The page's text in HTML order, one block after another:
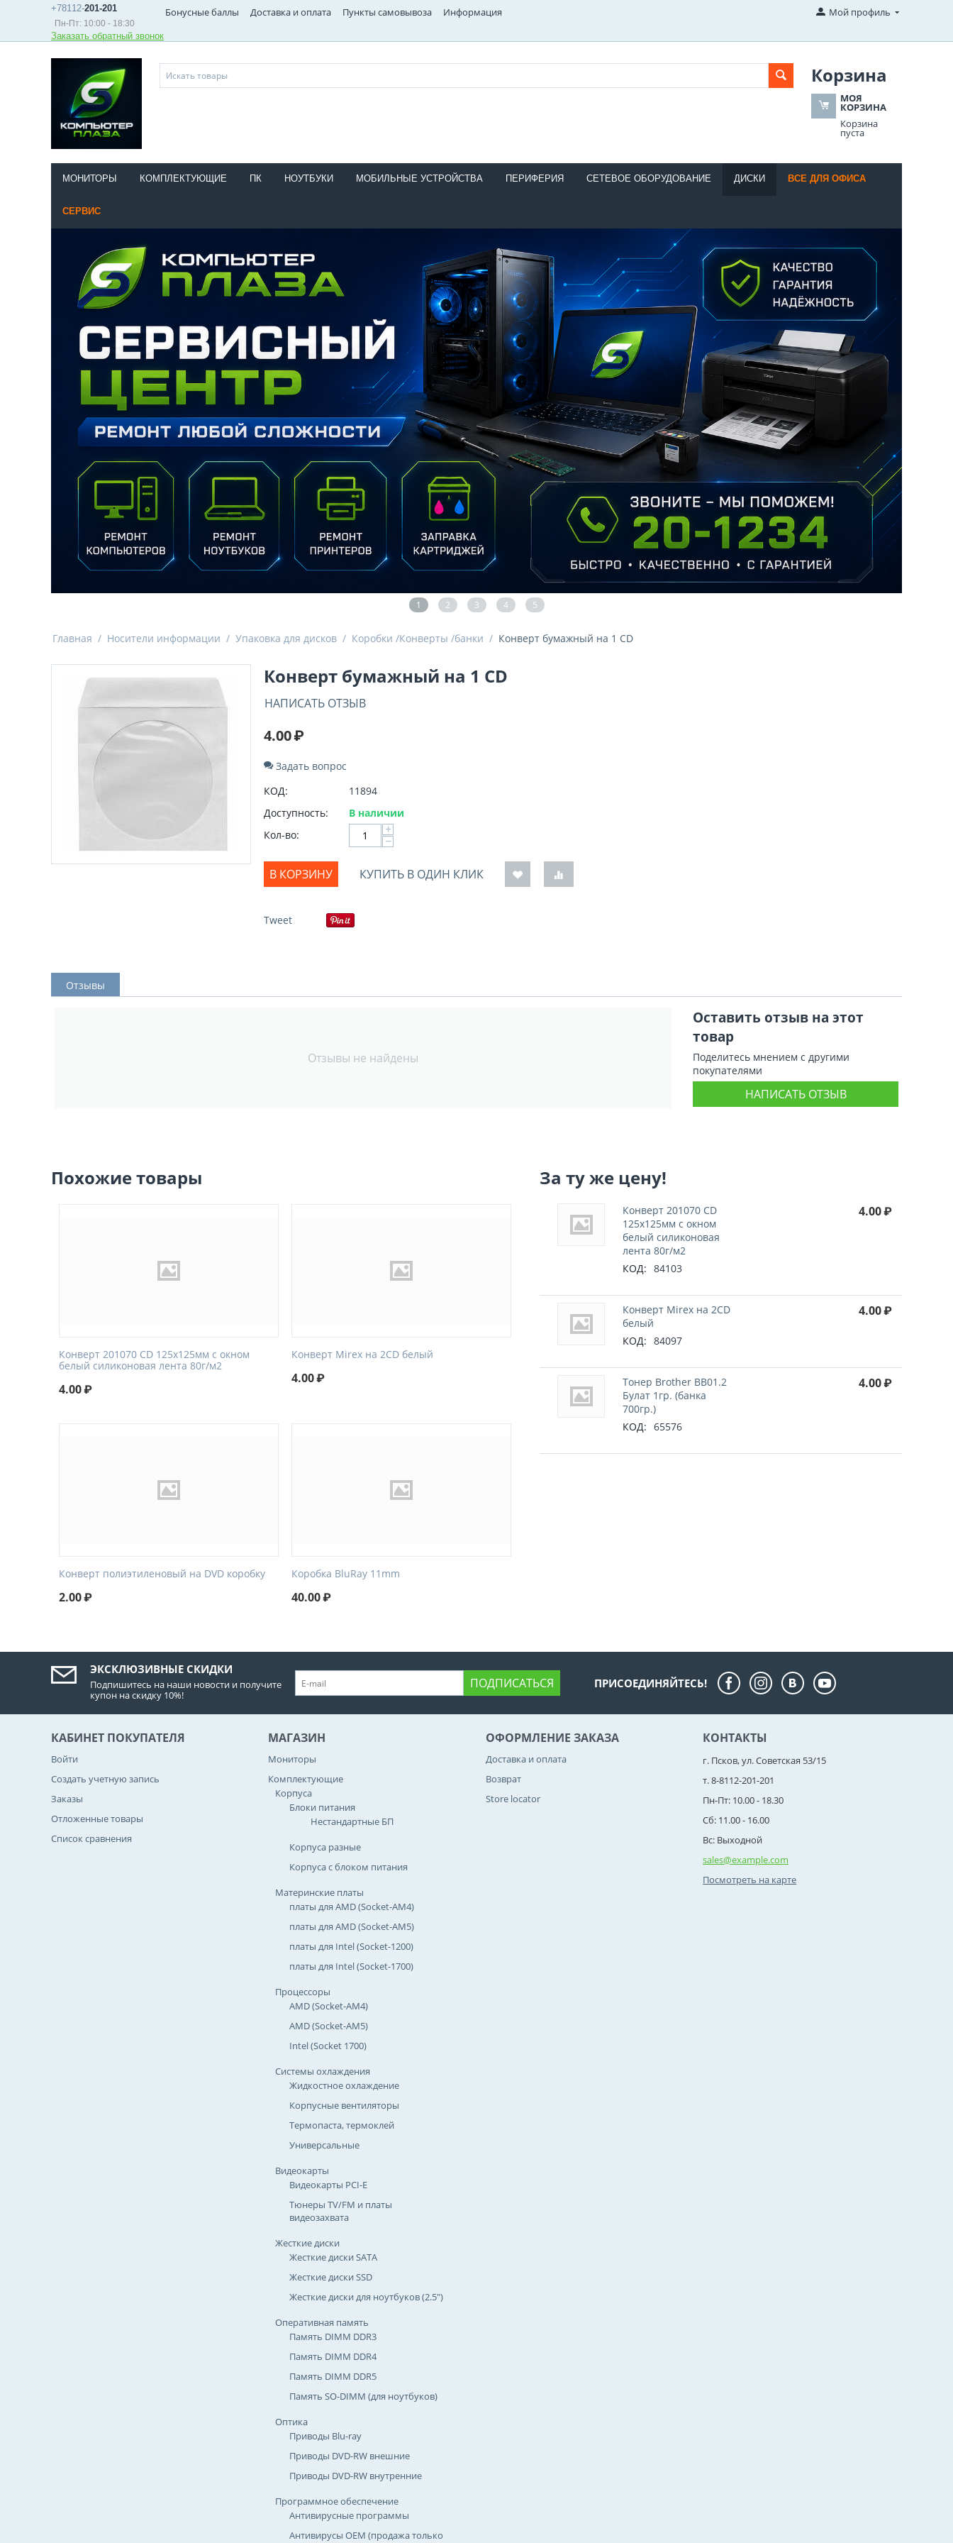
+78112-201-201
Пн-Пт: 10:00 - 18:30
Заказать обратный звонок
Бонусные баллы Доставка и оплата Пункты самовывоза Информация Мой профиль
Корзина
МОЯ
КОРЗИНА
Корзина
пуста
МОНИТОРЫ КОМПЛЕКТУЮЩИЕ ПК НОУТБУКИ МОБИЛЬНЫЕ УСТРОЙСТВА ПЕРИФЕРИЯ СЕТЕВОЕ ОБОРУДОВАНИЕ ДИСКИ ВСЕ ДЛЯ ОФИСА
СЕРВИС
1 2 3 4 5
Главная / Носители информации / Упаковка для дисков / Коробки /Конверты /банки / Конверт бумажный на 1 CD
Конверт бумажный на 1 CD
НАПИСАТЬ ОТЗЫВ
4.00₽
Задать вопрос
КОД:
11894
Доступность:
В наличии
Кол-во:
+
−
В КОРЗИНУ КУПИТЬ В ОДИН КЛИК
Tweet
Отзывы
Отзывы не найдены
Оставить отзыв на этот
товар
Поделитесь мнением с другими
покупателями
НАПИСАТЬ ОТЗЫВ
Похожие товары
Конверт 201070 CD 125x125мм с окном
белый силиконовая лента 80г/м2
4.00₽
Конверт Mirex на 2CD белый
4.00₽
Конверт полиэтиленовый на DVD коробку
2.00₽
Коробка BluRay 11mm
40.00₽
За ту же цену!
Конверт 201070 CD
125x125мм с окном
белый силиконовая
лента 80г/м2
КОД: 84103
4.00₽
Конверт Mirex на 2CD
белый
КОД: 84097
4.00₽
Тонер Brother BB01.2
Булат 1гр. (банка
700гр.)
КОД: 65576
4.00₽
ЭКСКЛЮЗИВНЫЕ СКИДКИ
Подпишитесь на наши новости и получите
купон на скидку 10%!
ПОДПИСАТЬСЯ ПРИСОЕДИНЯЙТЕСЬ!
КАБИНЕТ ПОКУПАТЕЛЯ
Войти
Создать учетную запись
Заказы
Отложенные товары
Список сравнения
МАГАЗИН
Мониторы
Комплектующие
Корпуса
Блоки питания
Нестандартные БП
Корпуса разные
Корпуса с блоком питания
Материнские платы
платы для AMD (Socket-AM4)
платы для AMD (Socket-AM5)
платы для Intel (Socket-1200)
платы для Intel (Socket-1700)
Процессоры
AMD (Socket-AM4)
AMD (Socket-AM5)
Intel (Socket 1700)
Системы охлаждения
Жидкостное охлаждение
Корпусные вентиляторы
Термопаста, термоклей
Универсальные
Видеокарты
Видеокарты PCI-E
Тюнеры TV/FM и платы
видеозахвата
Жесткие диски
Жесткие диски SATA
Жесткие диски SSD
Жесткие диски для ноутбуков (2.5")
Оперативная память
Память DIMM DDR3
Память DIMM DDR4
Память DIMM DDR5
Память SO-DIMM (для ноутбуков)
Оптика
Приводы Blu-ray
Приводы DVD-RW внешние
Приводы DVD-RW внутренние
Программное обеспечение
Антивирусные программы
Антивирусы OEM (продажа только
ОФОРМЛЕНИЕ ЗАКАЗА
Доставка и оплата
Возврат
Store locator
КОНТАКТЫ
г. Псков, ул. Советская 53/15
т. 8-8112-201-201
Пн-Пт: 10.00 - 18.30
Сб: 11.00 - 16.00
Вс: Выходной
sales@example.com
Посмотреть на карте